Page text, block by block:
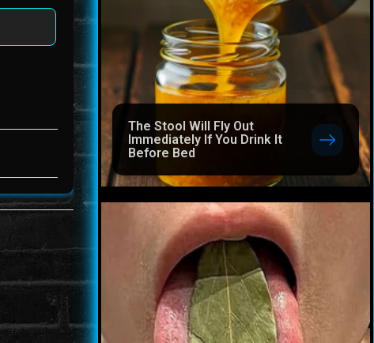
The Stool Will Fly Out
Immediately If You Drink It
Before Bed